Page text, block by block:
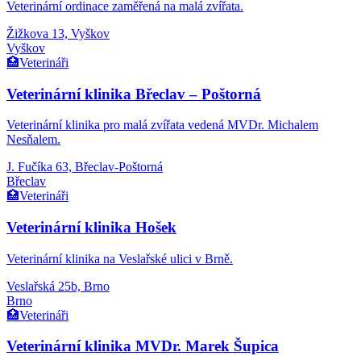
Veterinární ordinace zaměřená na malá zvířata.
Žižkova 13, Vyškov
Vyškov
🏥Veterináři
Veterinární klinika Břeclav – Poštorná
Veterinární klinika pro malá zvířata vedená MVDr. Michalem
Nesňalem.
J. Fučíka 63, Břeclav-Poštorná
Břeclav
🏥Veterináři
Veterinární klinika Hošek
Veterinární klinika na Veslařské ulici v Brně.
Veslařská 25b, Brno
Brno
🏥Veterináři
Veterinární klinika MVDr. Marek Šupica